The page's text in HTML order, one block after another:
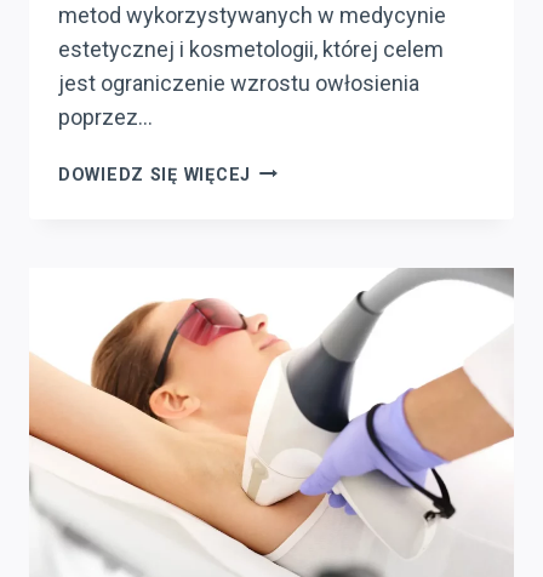
metod wykorzystywanych w medycynie
estetycznej i kosmetologii, której celem
jest ograniczenie wzrostu owłosienia
poprzez…
DOWIEDZ SIĘ WIĘCEJ LASEROWE
METODA
W
OTWOCKU